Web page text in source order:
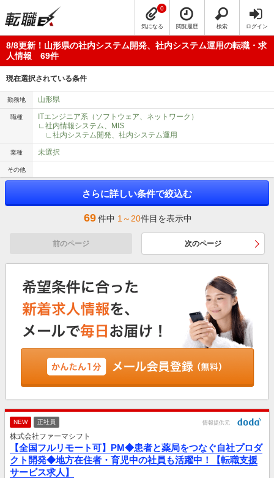
気になる
0
閲覧履歴 検索 ログイン
8/8更新！山形県の社内システム開発、社内システム運用の転職・求
人情報 69件
現在選択されている条件
勤務地 山形県
職種
ITエンジニア系（ソフトウェア、ネットワーク）
∟社内情報システム、MIS
∟社内システム開発、社内システム運用
業種 未選択
その他
さらに詳しい条件で絞込む
69件中 1～20件目を表示中
前のページ 次のページ
NEW 正社員 情報提供元
株式会社ファーマシフト
【全国フルリモート可】PM◆患者と薬局をつなぐ自社プロダ
クト開発◆地方在住者・育児中の社員も活躍中！【転職支援
サービス求人】